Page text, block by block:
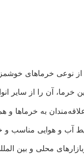
نوعی خرماهای
خرما، آن را از سایر
به خرماها
آب و هوایی مناسب و
محلی و بین